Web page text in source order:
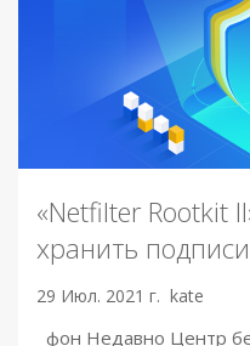
«Netfilter Rootkit
хранить
29 Июл. 2021 г. kate
фон Недавно Центр